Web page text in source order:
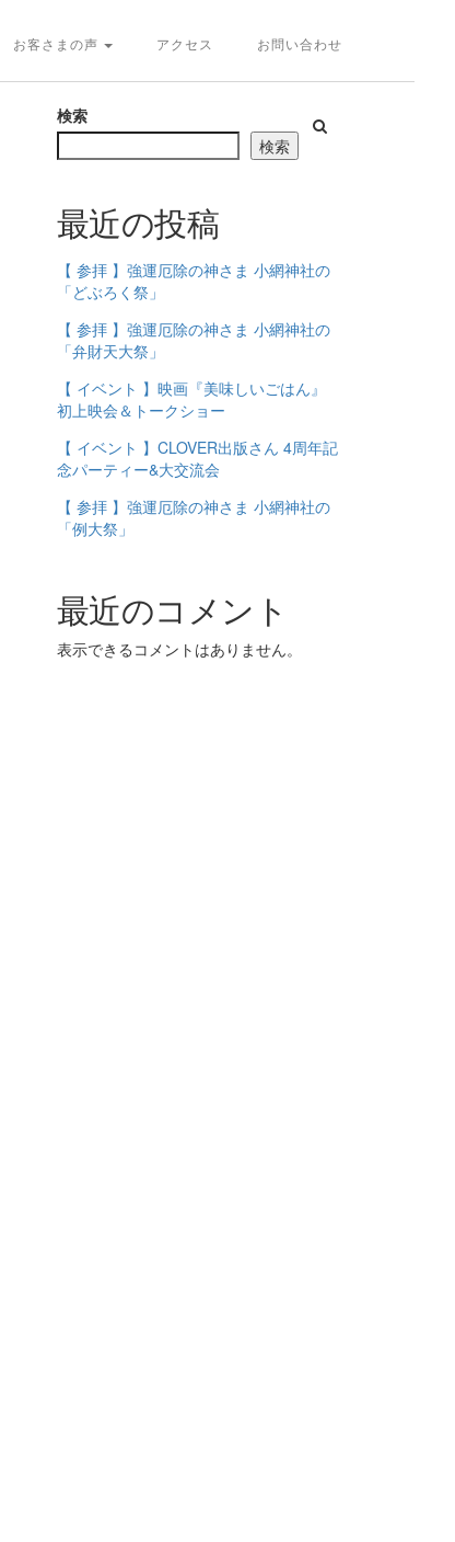
お客さまの声 アクセス お問い合わせ
検索
検索
最近の投稿
【 参拝 】強運厄除の神さま 小網神社の
「どぶろく祭」
【 参拝 】強運厄除の神さま 小網神社の
「弁財天大祭」
【 イベント 】映画『美味しいごはん』
初上映会＆トークショー
【 イベント 】CLOVER出版さん 4周年記
念パーティー&大交流会
【 参拝 】強運厄除の神さま 小網神社の
「例大祭」
最近のコメント
表示できるコメントはありません。